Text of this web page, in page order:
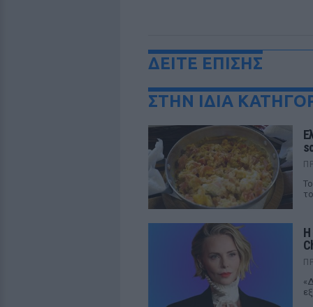
ΔΕΙΤΕ ΕΠΙΣΗΣ
ΣΤΗΝ ΙΔΙΑ
Η